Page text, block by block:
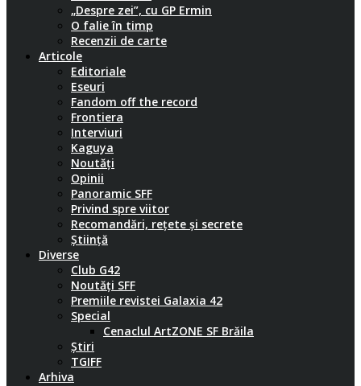
„Despre zei”, cu GP Ermin
O falie în timp
Recenzii de carte
Articole
Editoriale
Eseuri
Fandom off the record
Frontiera
Interviuri
Kaguya
Noutăți
Opinii
Panoramic SFF
Privind spre viitor
Recomandări, rețete și secrete
Știință
Diverse
Club G42
Noutăți SFF
Premiile revistei Galaxia 42
Special
Cenaclul ArtZONE SF Brăila
Știri
TGIFF
Arhiva